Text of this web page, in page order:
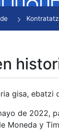
gisa,
de 2022,
Moneda y